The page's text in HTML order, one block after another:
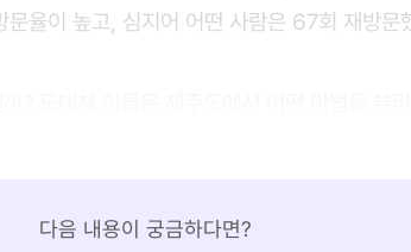
율이 높고, 심지어 어떤 사람은 67회 재방문
다음 내용이 궁금하다면?